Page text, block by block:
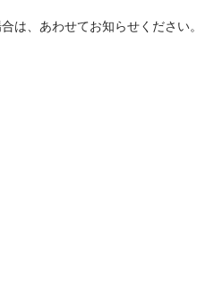
は、あわせてお知らせください。